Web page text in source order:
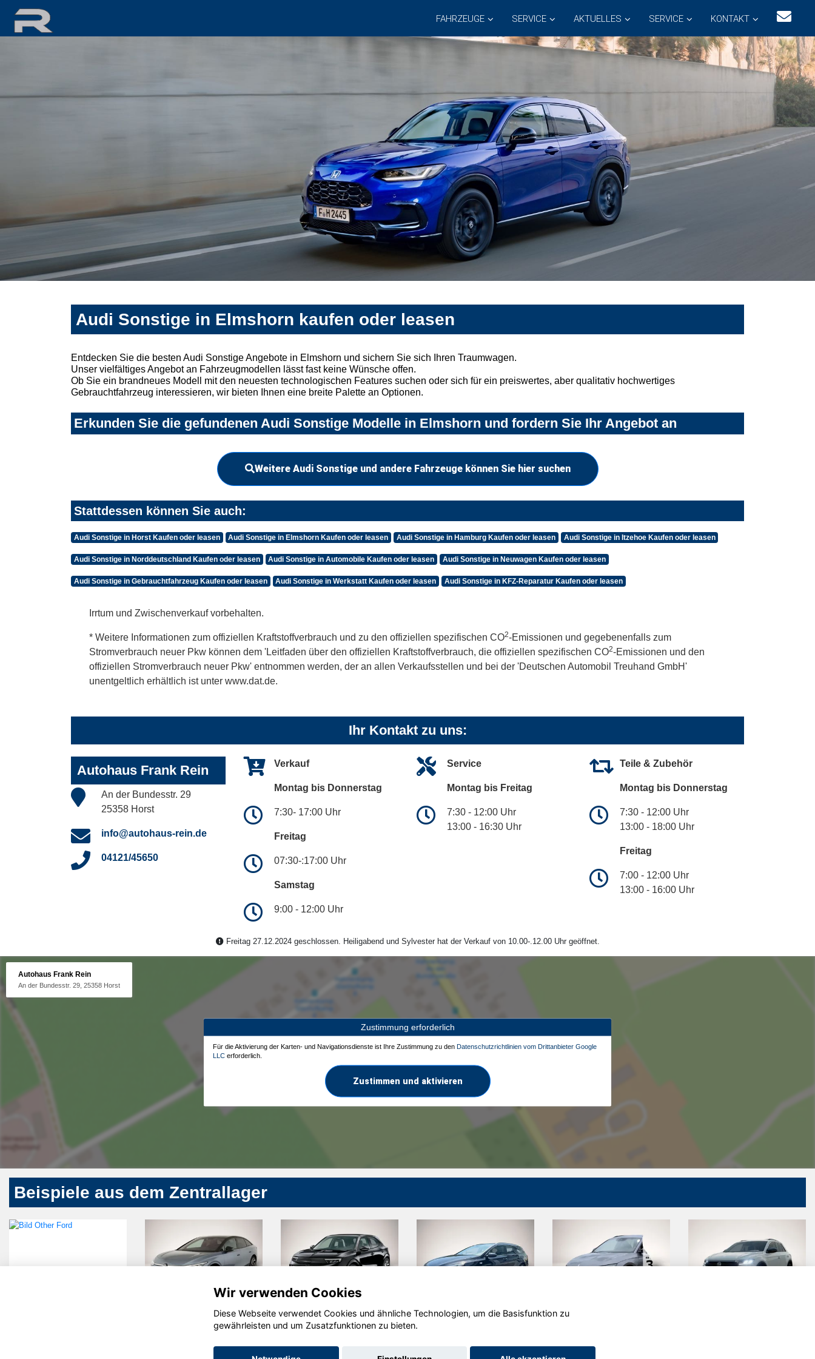
FAHRZEUGE SERVICE AKTUELLES SERVICE KONTAKT
Audi Sonstige in Elmshorn kaufen oder leasen
Entdecken Sie die besten Audi Sonstige Angebote in Elmshorn und sichern Sie sich Ihren Traumwagen.
Unser vielfältiges Angebot an Fahrzeugmodellen lässt fast keine Wünsche offen.
Ob Sie ein brandneues Modell mit den neuesten technologischen Features suchen oder sich für ein preiswertes, aber qualitativ hochwertiges
Gebrauchtfahrzeug interessieren, wir bieten Ihnen eine breite Palette an Optionen.
Erkunden Sie die gefundenen Audi Sonstige Modelle in Elmshorn und fordern Sie Ihr Angebot an
Weitere Audi Sonstige und andere Fahrzeuge können Sie hier suchen
Stattdessen können Sie auch:
Audi Sonstige in Horst Kaufen oder leasen Audi Sonstige in Elmshorn Kaufen oder leasen Audi Sonstige in Hamburg Kaufen oder leasen Audi Sonstige in Itzehoe Kaufen oder leasen
Audi Sonstige in Norddeutschland Kaufen oder leasen Audi Sonstige in Automobile Kaufen oder leasen Audi Sonstige in Neuwagen Kaufen oder leasen
Audi Sonstige in Gebrauchtfahrzeug Kaufen oder leasen Audi Sonstige in Werkstatt Kaufen oder leasen Audi Sonstige in KFZ-Reparatur Kaufen oder leasen
Irrtum und Zwischenverkauf vorbehalten.
* Weitere Informationen zum offiziellen Kraftstoffverbrauch und zu den offiziellen spezifischen CO2-Emissionen und gegebenenfalls zum
Stromverbrauch neuer Pkw können dem 'Leitfaden über den offiziellen Kraftstoffverbrauch, die offiziellen spezifischen CO2-Emissionen und den
offiziellen Stromverbrauch neuer Pkw' entnommen werden, der an allen Verkaufsstellen und bei der 'Deutschen Automobil Treuhand GmbH'
unentgeltlich erhältlich ist unter www.dat.de.
Ihr Kontakt zu uns:
Autohaus Frank Rein
An der Bundesstr. 29
25358 Horst
info@autohaus-rein.de
04121/45650
Verkauf
Montag bis Donnerstag
7:30- 17:00 Uhr
Freitag
07:30-:17:00 Uhr
Samstag
9:00 - 12:00 Uhr
Service
Montag bis Freitag
7:30 - 12:00 Uhr
13:00 - 16:30 Uhr
Teile & Zubehör
Montag bis Donnerstag
7:30 - 12:00 Uhr
13:00 - 18:00 Uhr
Freitag
7:00 - 12:00 Uhr
13:00 - 16:00 Uhr
Freitag 27.12.2024 geschlossen. Heiligabend und Sylvester hat der Verkauf von 10.00-.12.00 Uhr geöffnet.
Autohaus Frank Rein
An der Bundesstr. 29, 25358 Horst
Zustimmung erforderlich
Für die Aktivierung der Karten- und Navigationsdienste ist Ihre Zustimmung zu den Datenschutzrichtlinien vom Drittanbieter Google
LLC erforderlich.
Zustimmen und aktivieren
Beispiele aus dem Zentrallager
Volkswagen Opel Mokka Kia cee'd
Wir verwenden Cookies
Diese Webseite verwendet Cookies und ähnliche Technologien, um die Basisfunktion zu
gewährleisten und um Zusatzfunktionen zu bieten.